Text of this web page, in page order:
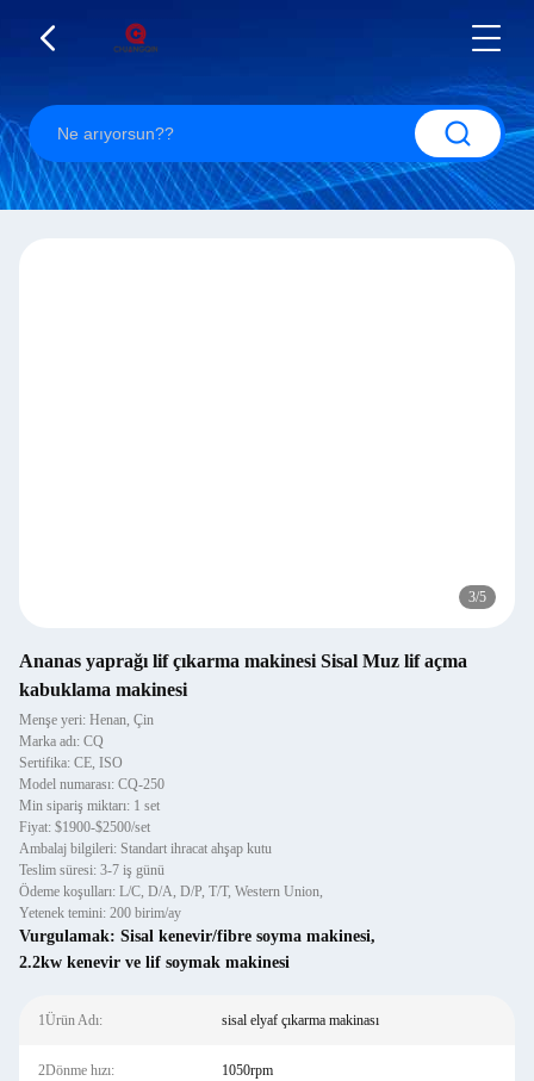
3/5
Ananas yaprağı lif çıkarma makinesi Sisal Muz lif açma
kabuklama makinesi
Menşe yeri: Henan, Çin
Marka adı: CQ
Sertifika: CE, ISO
Model numarası: CQ-250
Min sipariş miktarı: 1 set
Fiyat: $1900-$2500/set
Ambalaj bilgileri: Standart ihracat ahşap kutu
Teslim süresi: 3-7 iş günü
Ödeme koşulları: L/C, D/A, D/P, T/T, Western Union,
Yetenek temini: 200 birim/ay
Vurgulamak: Sisal kenevir/fibre soyma makinesi,
2.2kw kenevir ve lif soymak makinesi
1Ürün Adı: sisal elyaf çıkarma makinası
2Dönme hızı: 1050rpm